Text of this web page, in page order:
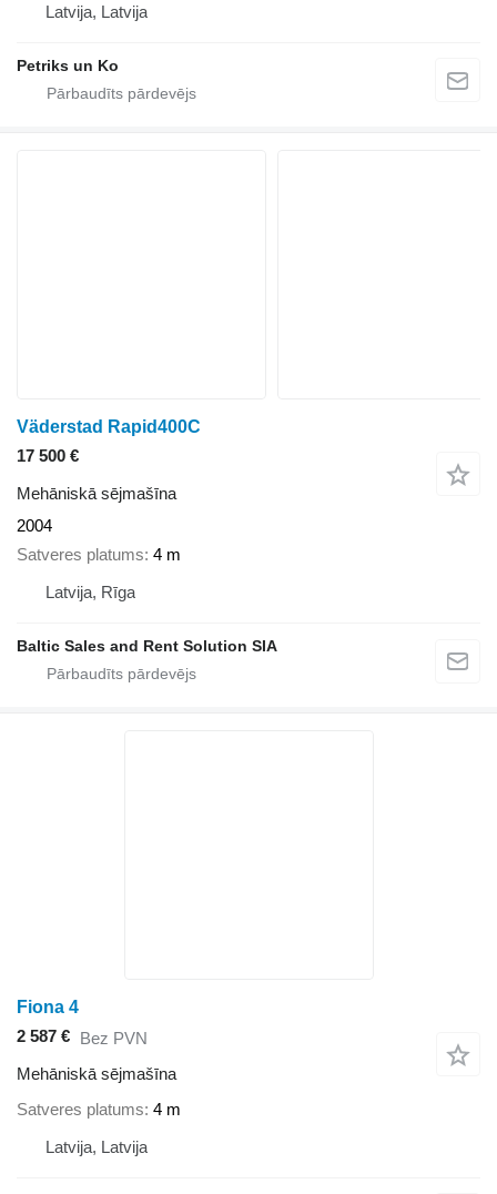
Latvija, Latvija
Petriks un Ko
Väderstad Rapid400C
17 500 €
Mehāniskā sējmašīna
2004
Satveres platums 4 m
Latvija, Rīga
Baltic Sales and Rent Solution SIA
Fiona 4
2 587 € Bez PVN
Mehāniskā sējmašīna
Satveres platums 4 m
Latvija, Latvija